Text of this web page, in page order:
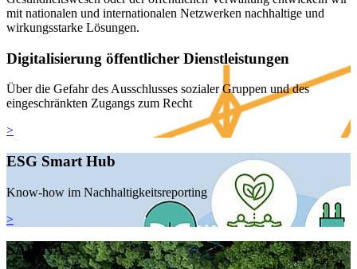
mit nationalen und internationalen Netzwerken nachhaltige und
wirkungsstarke Lösungen.
Digitalisierung öffentlicher Dienstleistungen
Über die Gefahr des Ausschlusses sozialer Gruppen und des
eingeschränkten Zugangs zum Recht
>
ESG Smart Hub
Know-how im Nachhaltigkeitsreporting
>
SABINA